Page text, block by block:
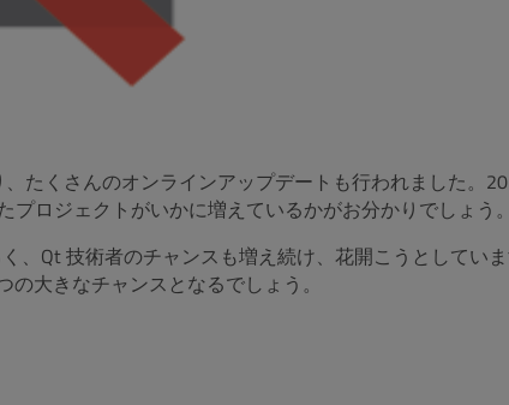
たくさんのオンラインアップデートも行われました。
ロジェクトがいかに増えているかがお分かりでしょう。
、Qt 技術者のチャンスも増え続け、花開こうとしてい
大きなチャンスとなるでしょう。